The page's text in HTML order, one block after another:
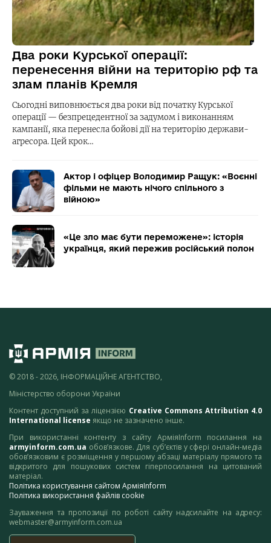
Два роки Курської операції:
перенесення війни на територію рф та
злам планів Кремля
Сьогодні виповнюється два роки від початку Курської
операції — безпрецедентної за задумом і виконанням
кампанії, яка перенесла бойові дії на територію держави-
агресора. Цей крок…
Актор і офіцер Володимир Ращук: «Воєнні
фільми не мають нічого спільного з
війною»
«Це зло має бути переможене»: історія
українця, який пережив російський полон
© 2018 - 2026, ІНФОРМАЦІЙНЕ АГЕНТСТВО,
Міністерство оборони України
Контент доступний за ліцензією Creative Commons Attribution 4.0
International license якщо не зазначено інше.
При використанні контенту з сайту АрміяInform посилання на
armyinform.com.ua обов’язкове. Для суб’єктів у сфері онлайн-медіа
обов’язковим є розміщення у першому абзаці матеріалу прямого та
відкритого для пошукових систем гіперпосилання на цитований
матеріал.
Політика користування сайтом АрміяInform
Політика використання файлів cookie
Зауваження та пропозиції по роботі сайту надсилайте на адресу:
webmaster@armyinform.com.ua